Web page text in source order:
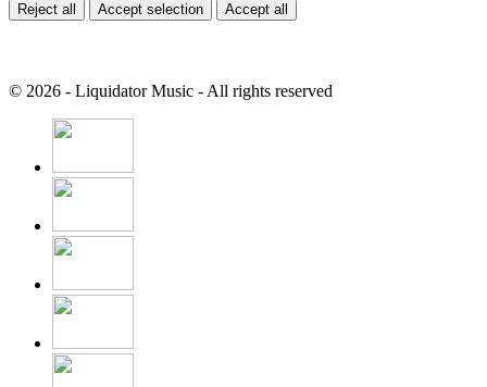
Reject all
Accept selection Accept all
© 2026 - Liquidator Music - All rights reserved